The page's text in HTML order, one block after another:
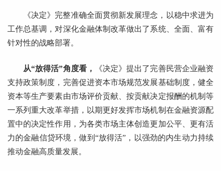
《决定》完整准确全面贯彻新发展理念，以稳中求进为
工作总基调，对深化金融体制改革做出了系统、全面、富有
针对性的战略部署。
从“放得活”角度看，
《决定》提出了完善民营企业融资
支持政策制度，完善促进资本市场规范发展基础制度，健全
资本等生产要素由市场评价贡献、按贡献决定报酬的机制等
一系列重大改革举措，以期更好发挥市场机制在金融资源配
置中的决定性作用，为各类市场主体创造更加公平、更有活
力的金融信贷环境，做到“放得活”，以强劲的内生动力持续
推动金融高质量发展。